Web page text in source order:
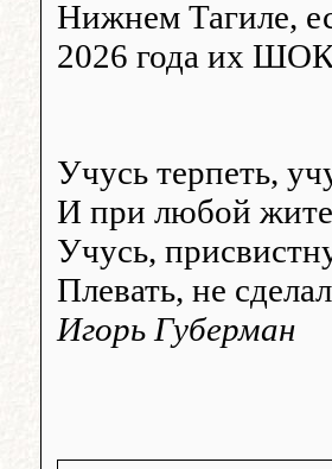
Нижнем Тагиле,
2026 года их
Учусь терпеть,
И при любой
Учусь,
Плевать, не
Игорь Губерман